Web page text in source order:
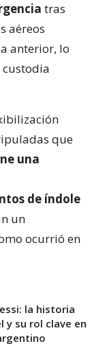
tras
aéreos
anterior, lo
que
una
de índole
un
ocurrió en
la historia
y su rol clave en